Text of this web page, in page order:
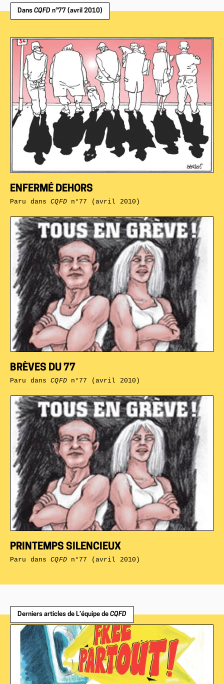
Dans CQFD n°77 (avril 2010)
PRINTEMPS SILENCIEUX
Paru dansCQFDn°77 (avril 2010)
BRÈVES DU 77
Paru dansCQFDn°77 (avril 2010)
ENFERMÉ DEHORS
Paru dansCQFDn°77 (avril 2010)
Derniers articles de L’équipe de CQFD